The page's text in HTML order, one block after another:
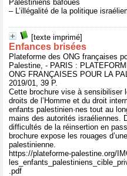
Palestiniens bafoués
– L’illégalité de la politique
[texte imprimé]
Enfances brisées
Plateforme des ONG françaises
Palestine, - PARIS :
ONG FRANÇAISES POUR LA
2019/01, 39 P.
Cette brochure vise à sensibiliser
droits de l’Homme et du droit
enfants palestinien·nes tout au
mains des autorités israéliennes.
difficultés de la réinsertion en
brochure expose les rouages
palestinienne.
https://plateforme-palestine.org/
.pdf